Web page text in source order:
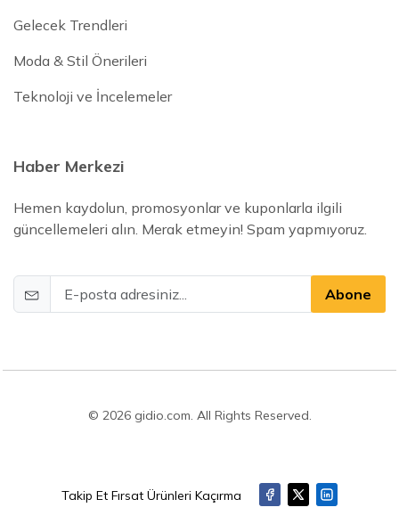
Gelecek Trendleri
Moda & Stil Önerileri
Teknoloji ve İncelemeler
Haber Merkezi
Hemen kaydolun, promosyonlar ve kuponlarla ilgili
güncellemeleri alın. Merak etmeyin! Spam yapmıyoruz.
Abone
© 2026 gidio.com. All Rights Reserved.
Takip Et Fırsat Ürünleri Kaçırma